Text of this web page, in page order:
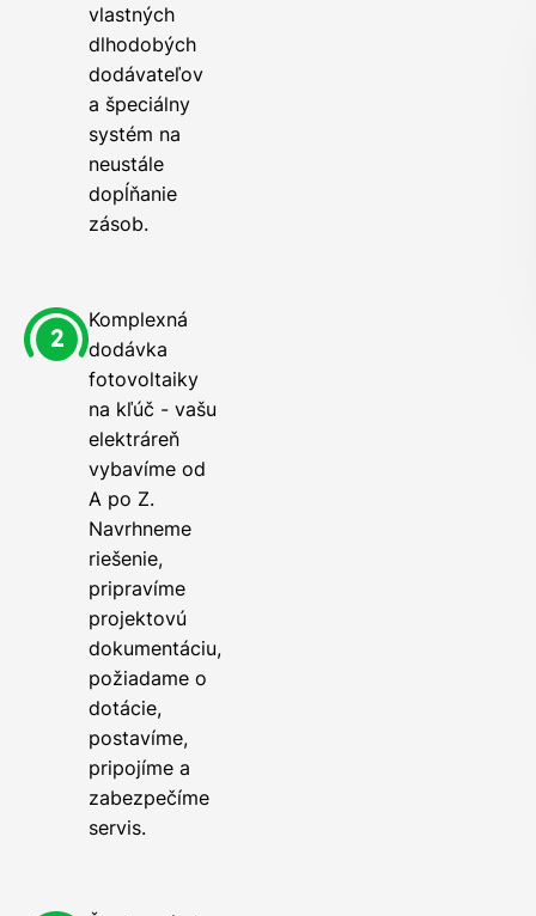
vlastných
dlhodobých
dodávateľov
a špeciálny
systém na
neustále
dopĺňanie
zásob.
Komplexná
dodávka
fotovoltaiky
na kľúč - vašu
elektráreň
vybavíme od
A po Z.
Navrhneme
riešenie,
pripravíme
projektovú
dokumentáciu,
požiadame o
dotácie,
postavíme,
pripojíme a
zabezpečíme
servis.